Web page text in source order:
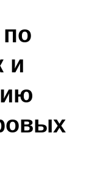
и